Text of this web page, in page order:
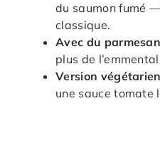
du saumon fumé
classique.
Avec du parmesan
plus de
Version
une sauce tomate